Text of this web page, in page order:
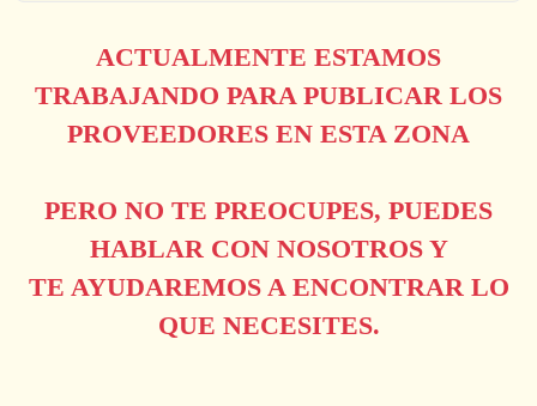
ACTUALMENTE ESTAMOS
TRABAJANDO PARA PUBLICAR LOS
PROVEEDORES EN ESTA ZONA
PERO NO TE PREOCUPES, PUEDES
HABLAR CON NOSOTROS Y
TE AYUDAREMOS A ENCONTRAR LO
QUE NECESITES.